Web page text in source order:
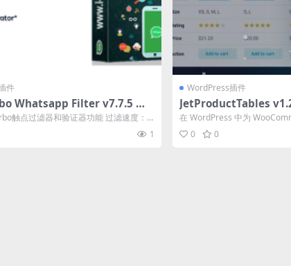
件
Whatsapp Filter v7.7.5 应
触点过滤器和验证器功能 过滤速度：
1...
1
WordPress插件
JetProductTables
ress 和 Woo 的自定义
载
在 WordPress 中为
式产品卡片...
0 0